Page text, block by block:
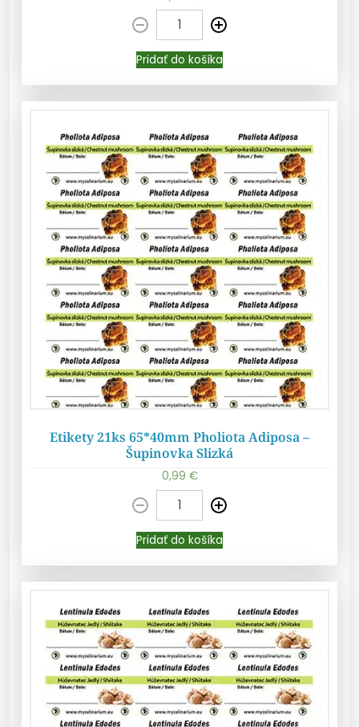
Pridať do košíka
Pridať do košíka
Etikety 21ks 65*40mm Pholiota Adiposa –
Šupinovka Slizká
0,99 €
Pridať do košíka